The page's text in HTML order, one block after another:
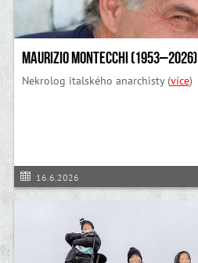
Maurizio Montecchi (1953–2026)
Nekrolog italského anarchisty (více)
16.6.2026